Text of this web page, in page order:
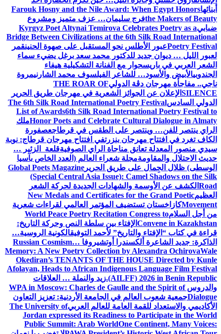
أبنائهاFarouk Hosny and the Nile Award: When Egypt Honors
the Makers of Beautyفرج سليمان… عزف متميز ومشروع
ضبابيKyrgyz Poet Altynai Temirova Celebrates Poetry as a
Bridge Between Civilizations at the 6th Silk Road International
Poetry Festivalعبور الأطلس نحو المستقبل على صهوة الحنينقمر
لعبور الليل … ديوان جديد للدكتور محمد سعد برغل يضيء سماء
الشعر العربي في باريسحوار مع الفنانة التشكيلية هيفاء
الجندوبيالأبيض والأسود… للشاعر الفيلسوف محمد الشارنيمروة
ناجي.. مفاجأة مهرجان دڨة الدوليTHE ROAR OF
SILENCE الإعلان عن الجوائز الشعرية في مهرجان طريق الحرير
الدولي السادسThe 6th Silk Road International Poetry Festival
List of Awards6th Silk Road International Poetry Festival to
Honor Poets and Celebrate Cultural Dialogue in Almatyملك
الراي ينتصر للفن… وينتصر على الطقس في قرطاجعصفورة
الكاف تغرد في افتتاح مهرجان بنزرتفي افتتاح مهرجان قرطاج: نوبة
سيدي منصور المعدلة تعانق مناجاة الراي الصوفيةقلعة الزئير …
حديث الاحتلال والمقاومةمجلة شعراء العالم (العدد الخاص بآسيا
الوسطى) ظلال الجِمال على طريق الحرير Global Poets Magazine
(Special Central Asia Issue): Camel Shadows on the Silk
Road الكشف عن الأوسمة والشهادات الجديدة لحركة الشعر
العظيمNew Medals and Certificates for the Grand Poetic
Movementكازاخستان تستضيف المؤتمر العالمي لقراءات شعرية
من أجل السلامWorld Peace Poetry Recitation Congress to
Convene in Kazakhstan الإفتاء بين سلطة النص وحركة التاريخ:
قراءة في كتاب “الإفتاء والتاريخ” لأحمد التوفيقالكونية الروسية…
الذاكرة: جديد الشاعرة ألكسندرا أوتشيروفا Russian Cosmism…
Memory: A New Poetry Collection by Alexandra OchirovaWale
Okediran’s TENANTS OF THE HOUSE Directed by Kunle
Afolayan, Heads to African Indigenous Language Film Festival
(AILFF) 2026 in Benin Republic. زيد والنملة … العلاقات
والدروسWPA in Moscow: Charles de Gaulle and the Spirit of
Dialogueجمعية شعوب العالم في الجامعة الأردنية: تعزيز التعاون
الأكاديمي والاستعداد للقمة العامة للعالم العربيThe University of
Jordan expressed its Readiness to Participate in the World
Public Summit: Arab WorldOne Continent, Many Voices: